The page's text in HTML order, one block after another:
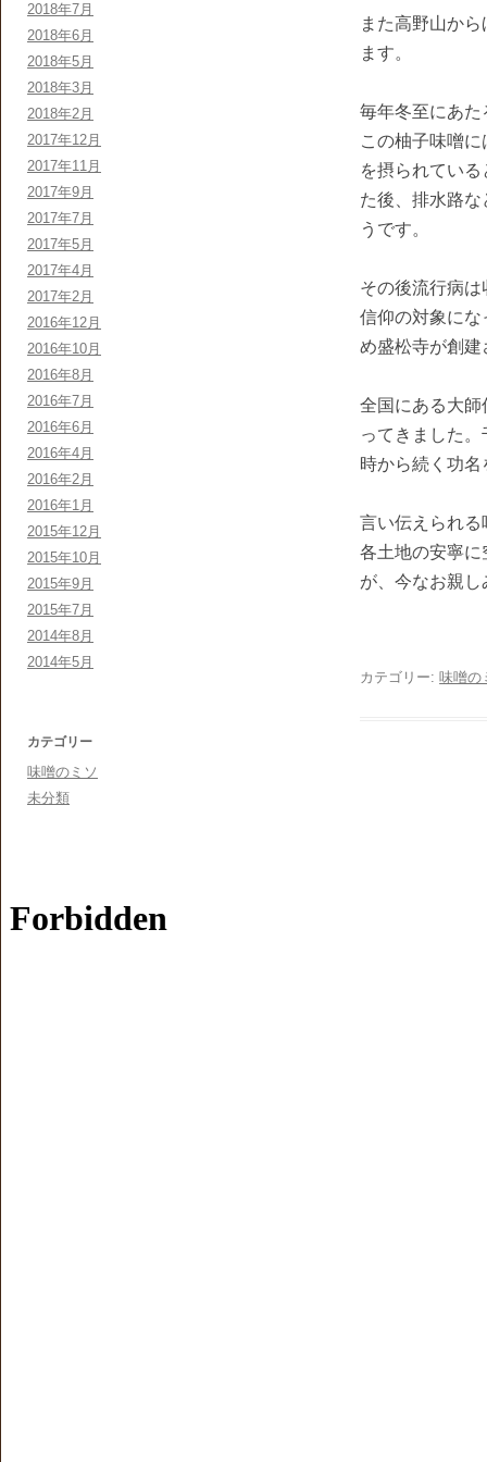
また高野山か
ます。
毎年冬至にあ
この柚子味噌
を摂られてい
た後、排水路
うです。
その後流行病
信仰の対象に
め盛松寺が創
全国にある大
ってきました
時から続く功
言い伝えられ
各土地の安寧
が、今なお親
カテゴリー:味噌の
2018年7月
2018年6月
2018年5月
2018年3月
2018年2月
2017年12月
2017年11月
2017年9月
2017年7月
2017年5月
2017年4月
2017年2月
2016年12月
2016年10月
2016年8月
2016年7月
2016年6月
2016年4月
2016年2月
2016年1月
2015年12月
2015年10月
2015年9月
2015年7月
2014年8月
2014年5月
カテゴリー
味噌のミソ
未分類